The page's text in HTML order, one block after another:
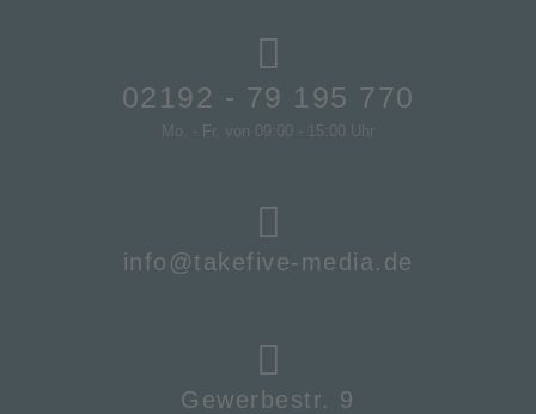
02192 - 79 195 770
Mo. - Fr. von 09:00 - 15:00 Uhr
info@takefive-media.de
Gewerbestr. 9